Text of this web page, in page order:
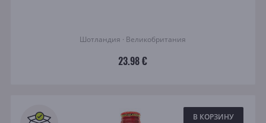
Шотландия · Великобритания
23.98 €
В КОРЗИНУ